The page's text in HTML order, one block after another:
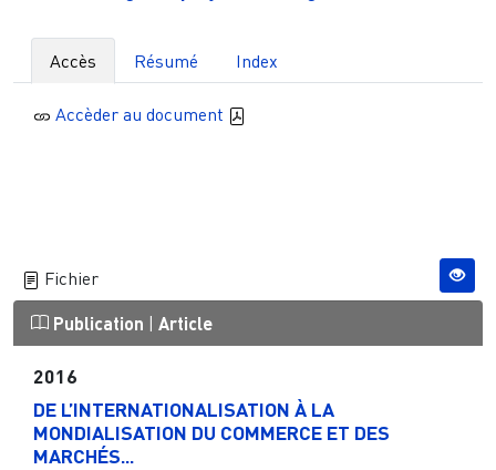
Accès Résumé Index
Accèder au document
Fichier
Publication | Article
2016
DE L’INTERNATIONALISATION À LA
MONDIALISATION DU COMMERCE ET DES
MARCHÉS...